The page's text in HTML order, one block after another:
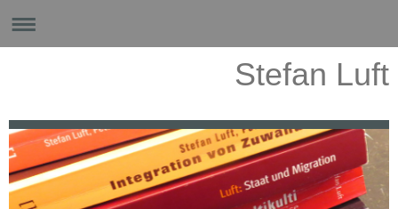
Stefan Luft